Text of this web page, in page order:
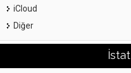
iCloud
Diğer